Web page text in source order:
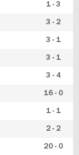
1 - 3
3 - 2
3 - 1
3 - 1
3 - 4
16 - 0
1 - 1
2 - 2
20 - 0